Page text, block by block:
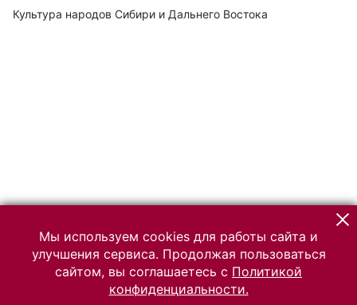
Культура народов Сибири и Дальнего Востока
Мы используем cookies для работы сайта и
улучшения сервиса. Продолжая пользоваться
сайтом, вы соглашаетесь с Политикой
конфиденциальности.